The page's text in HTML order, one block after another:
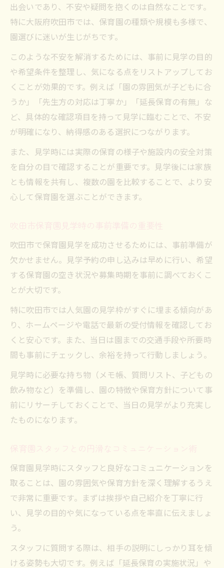
出会いであり、不安や疑問を抱くのは自然なことです。
特に大阪府吹田市では、保育園の種類や規模も多様で、
園選びに迷いが生じがちです。
このような不安を解消するためには、事前に見学の目的
や希望条件を整理し、気になる点をリストアップしてお
くことが効果的です。例えば「園の雰囲気が子どもに合
うか」「先生方の対応は丁寧か」「延長保育の有無」な
ど、具体的な確認項目を持って見学に臨むことで、不安
が明確になり、納得感のある選択につながります。
また、見学時には実際の保育の様子や施設内の安全対策
を自分の目で確認することが重要です。見学後には家族
とも情報を共有し、複数の園を比較することで、より安
心して保育園を選ぶことができます。
吹田市保育園見学時の事前準備の重要性
吹田市で保育園見学を成功させるためには、事前準備が
欠かせません。見学予約の申し込みは早めに行い、希望
する保育園の空き状況や募集時期を事前に調べておくこ
とが大切です。
特に吹田市では人気園の見学枠がすぐに埋まる傾向があ
り、ホームページや電話で最新の受付情報を確認してお
くと安心です。また、当日は園までの交通手段や所要時
間も事前にチェックし、余裕を持って行動しましょう。
見学時に必要な持ち物（メモ帳、質問リスト、子どもの
飲み物など）を準備し、園の特徴や保育方針について事
前にリサーチしておくことで、当日の見学がより充実し
たものになります。
保育園スタッフとの円滑なコミュニケーション術
保育園見学時にスタッフと良好なコミュニケーションを
取ることは、園の雰囲気や保育方針を深く理解するうえ
で非常に重要です。まずは挨拶や自己紹介を丁寧に行
い、見学の目的や気になっている点を率直に伝えましょ
う。
スタッフに質問する際は、相手の説明にしっかり耳を傾
ける姿勢も大切です。例えば「延長保育の実施状況」や